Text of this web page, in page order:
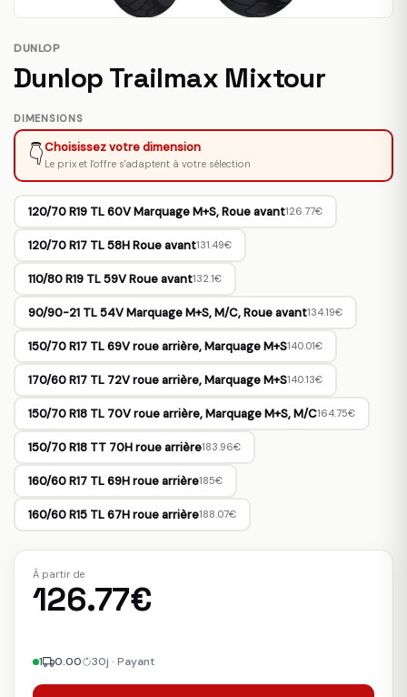
DUNLOP
Dunlop Trailmax Mixtour
DIMENSIONS
👇Choisissez votre dimension
Le prix et l'offre s'adaptent à votre sélection
120/70 R19 TL 60V Marquage M+S, Roue avant126.77€
120/70 R17 TL 58H Roue avant131.49€
110/80 R19 TL 59V Roue avant132.1€
90/90-21 TL 54V Marquage M+S, M/C, Roue avant134.19€
150/70 R17 TL 69V roue arrière, Marquage M+S140.01€
170/60 R17 TL 72V roue arrière, Marquage M+S140.13€
150/70 R18 TL 70V roue arrière, Marquage M+S, M/C164.75€
150/70 R18 TT 70H roue arrière183.96€
160/60 R17 TL 69H roue arrière185€
160/60 R15 TL 67H roue arrière188.07€
À partir de
126.77€
1 0.00 30j · Payant